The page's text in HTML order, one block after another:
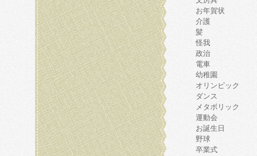
お年賀状
介護
髪
怪我
政治
電車
幼稚園
オリンピック
ダンス
メタボリック
運動会
お誕生日
野球
卒業式